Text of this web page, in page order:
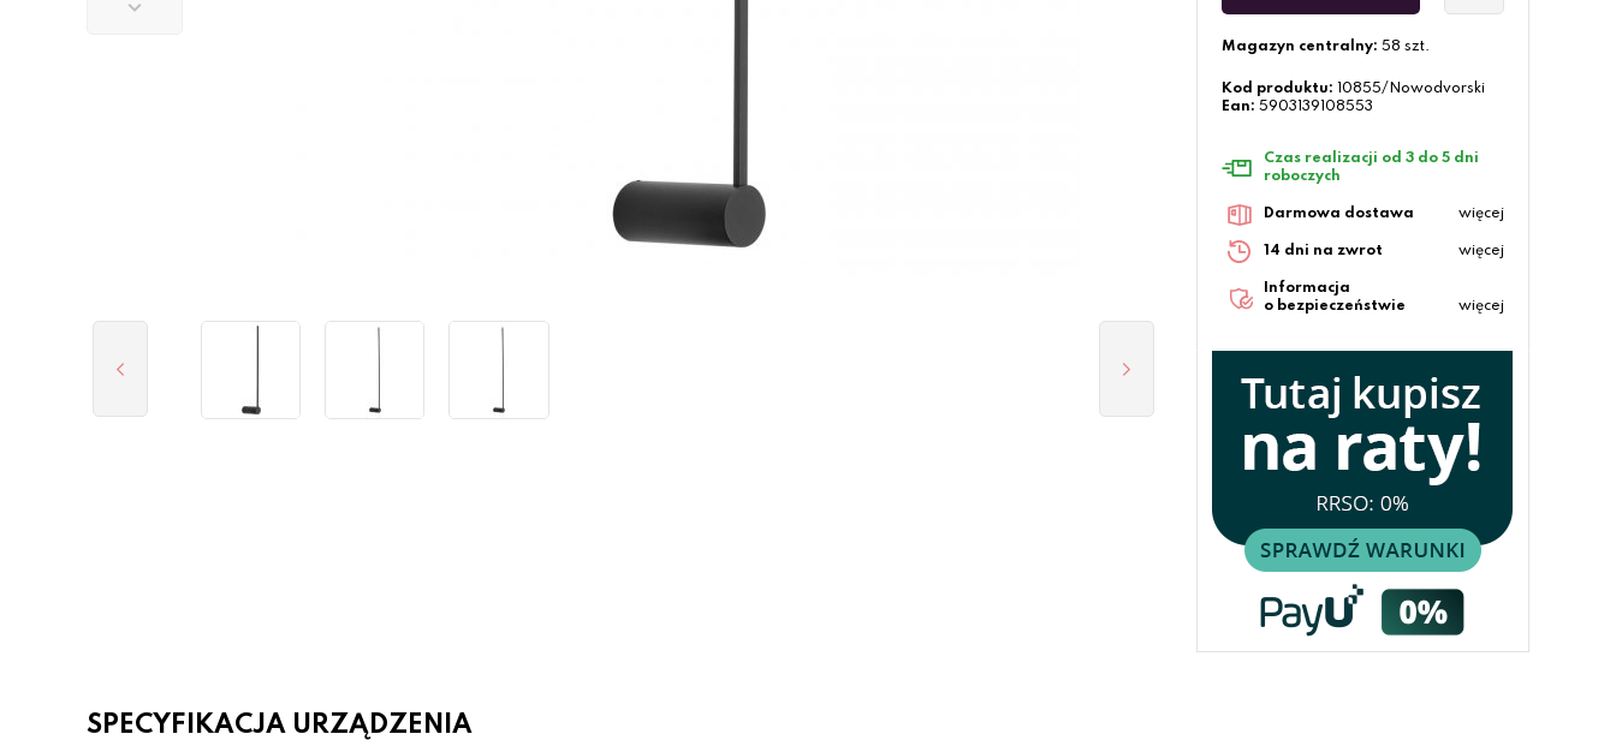
Magazyn centralny: 58 szt.
Kod produktu:
10855/Nowodvorski
Ean: 5903139108553
Czas realizacji od 3 do 5 dni
roboczych
Darmowa dostawa więcej
14 dni na zwrot więcej
Informacja
o bezpieczeństwie
więcej
SPECYFIKACJA URZĄDZENIA